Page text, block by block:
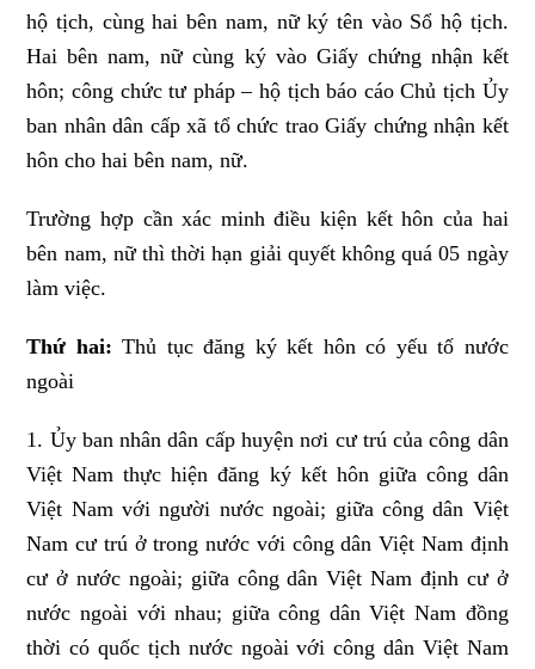
hộ tịch, cùng hai bên nam, nữ ký tên vào Sổ hộ tịch.
Hai bên nam, nữ cùng ký vào Giấy chứng nhận kết
hôn; công chức tư pháp – hộ tịch báo cáo Chủ tịch Ủy
ban nhân dân cấp xã tổ chức trao Giấy chứng nhận kết
hôn cho hai bên nam, nữ.
Trường hợp cần xác minh điều kiện kết hôn của hai
bên nam, nữ thì thời hạn giải quyết không quá 05 ngày
làm việc.
Thứ hai: Thủ tục đăng ký kết hôn có yếu tố nước
ngoài
1. Ủy ban nhân dân cấp huyện nơi cư trú của công dân
Việt Nam thực hiện đăng ký kết hôn giữa công dân
Việt Nam với người nước ngoài; giữa công dân Việt
Nam cư trú ở trong nước với công dân Việt Nam định
cư ở nước ngoài; giữa công dân Việt Nam định cư ở
nước ngoài với nhau; giữa công dân Việt Nam đồng
thời có quốc tịch nước ngoài với công dân Việt Nam